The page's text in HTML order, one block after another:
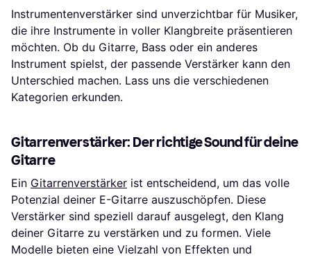
Instrumentenverstärker sind unverzichtbar für Musiker,
die ihre Instrumente in voller Klangbreite präsentieren
möchten. Ob du Gitarre, Bass oder ein anderes
Instrument spielst, der passende Verstärker kann den
Unterschied machen. Lass uns die verschiedenen
Kategorien erkunden.
Gitarrenverstärker: Der richtige Sound für deine
Gitarre
Ein Gitarrenverstärker ist entscheidend, um das volle
Potenzial deiner E-Gitarre auszuschöpfen. Diese
Verstärker sind speziell darauf ausgelegt, den Klang
deiner Gitarre zu verstärken und zu formen. Viele
Modelle bieten eine Vielzahl von Effekten und